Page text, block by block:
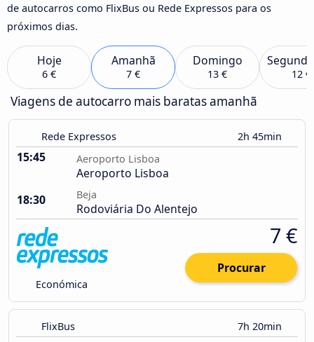
de autocarros como FlixBus ou Rede Expressos para os
próximos dias.
Hoje
6 €
Amanhã
7 €
Domingo
13 € 12 €
Viagens de autocarro mais baratas amanhã
Rede Expressos 2h 45min
15:45 Aeroporto Lisboa
Aeroporto Lisboa
18:30
Beja
Rodoviária Do Alentejo
Económica
7 €
Procurar
FlixBus 7h 20min